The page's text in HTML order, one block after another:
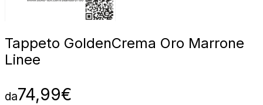
Tappeto GoldenCrema Oro Marrone
Linee
da74,99€